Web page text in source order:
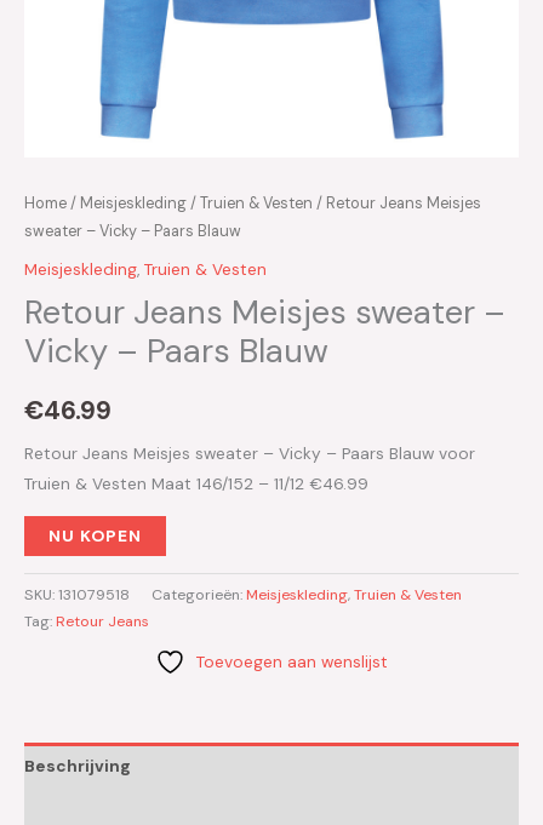
Home/ Meisjeskleding/Truien & Vesten / Retour Jeans Meisjes
sweater – Vicky – Paars Blauw
Meisjeskleding, Truien & Vesten
Retour Jeans Meisjes sweater –
Vicky – Paars Blauw
€46.99
Retour Jeans Meisjes sweater – Vicky – Paars Blauw voor
Truien & Vesten Maat 146/152 – 11/12 €46.99
NU KOPEN
SKU:131079518 Categorieën: Meisjeskleding,Truien & Vesten
Tag: Retour Jeans
Toevoegen aan wenslijst
Beschrijving